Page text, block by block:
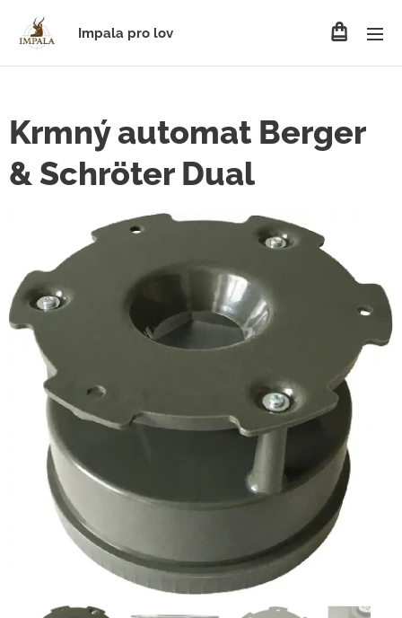
Impala pro lov
Krmný automat Berger
& Schröter Dual